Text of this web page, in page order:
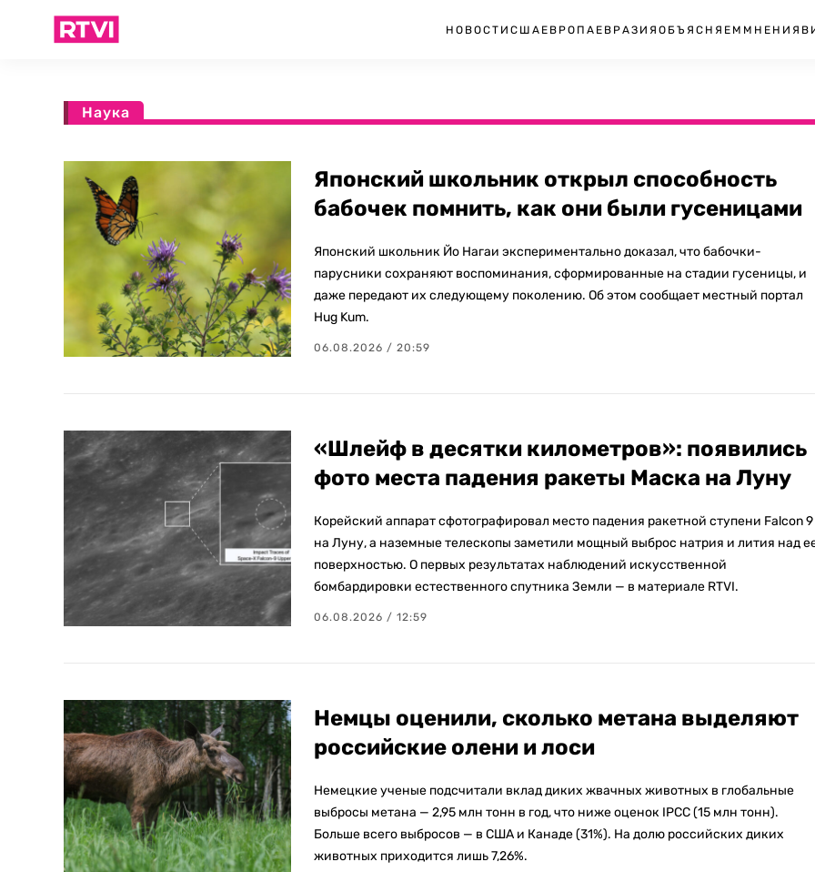
НОВОСТИ США ЕВРОПА ЕВРАЗИЯ ОБЪЯСНЯЕМ МНЕНИЯ
Наука
Японский школьник открыл способность
бабочек помнить, как они были гусеницами
Японский школьник Йо Нагаи экспериментально доказал, что бабочки-
парусники сохраняют воспоминания, сформированные на стадии гусеницы, и
даже передают их следующему поколению. Об этом сообщает местный портал
Hug Kum.
06.08.2026 / 20:59
«Шлейф в десятки километров»: появились
фото места падения ракеты Маска на Луну
Корейский аппарат сфотографировал место падения ракетной ступени Falcon 9
на Луну, а наземные телескопы заметили мощный выброс натрия и лития над
поверхностью. О первых результатах наблюдений искусственной
бомбардировки естественного спутника Земли — в материале RTVI.
06.08.2026 / 12:59
Немцы оценили, сколько метана выделяют
российские олени и лоси
Немецкие ученые подсчитали вклад диких жвачных животных в глобальные
выбросы метана — 2,95 млн тонн в год, что ниже оценок IPCC (15 млн тонн).
Больше всего выбросов — в США и Канаде (31%). На долю российских диких
животных приходится лишь 7,26%.